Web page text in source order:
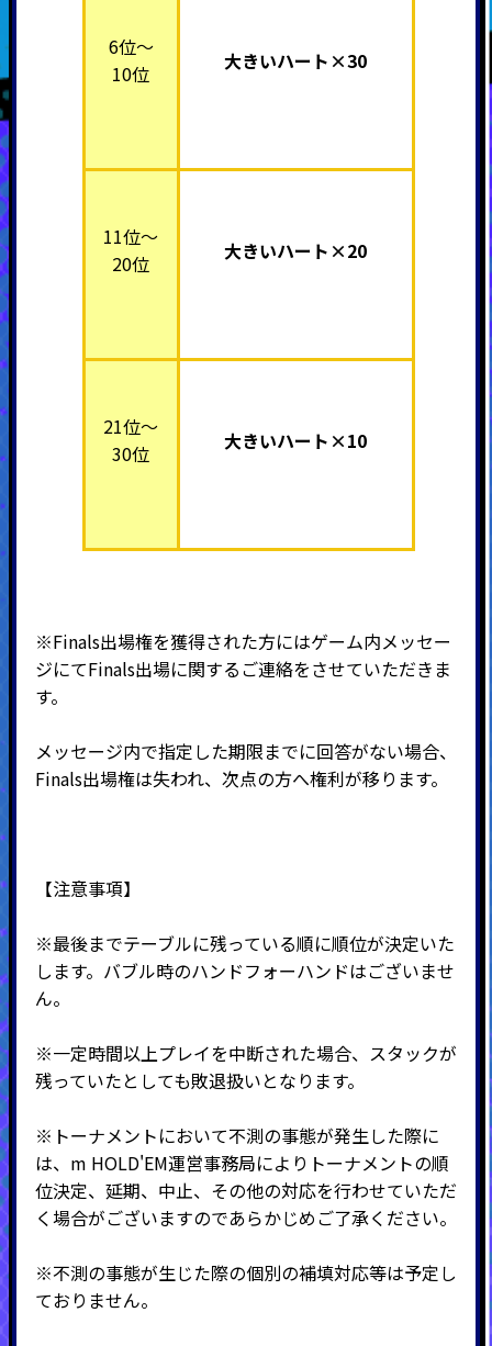
6位～
10位
大きいハート×30
11位～
20位
大きいハート×20
21位～
30位
大きいハート×10
※Finals出場権を獲得された方にはゲーム内メッセー
ジにてFinals出場に関するご連絡をさせていただきま
す。
メッセージ内で指定した期限までに回答がない場合、
Finals出場権は失われ、次点の方へ権利が移ります。
【注意事項】
※最後までテーブルに残っている順に順位が決定いた
します。バブル時のハンドフォーハンドはございませ
ん。
※一定時間以上プレイを中断された場合、スタックが
残っていたとしても敗退扱いとなります。
※トーナメントにおいて不測の事態が発生した際に
は、m HOLD'EM運営事務局によりトーナメントの順
位決定、延期、中止、その他の対応を行わせていただ
く場合がございますのであらかじめご了承ください。
※不測の事態が生じた際の個別の補填対応等は予定し
ておりません。